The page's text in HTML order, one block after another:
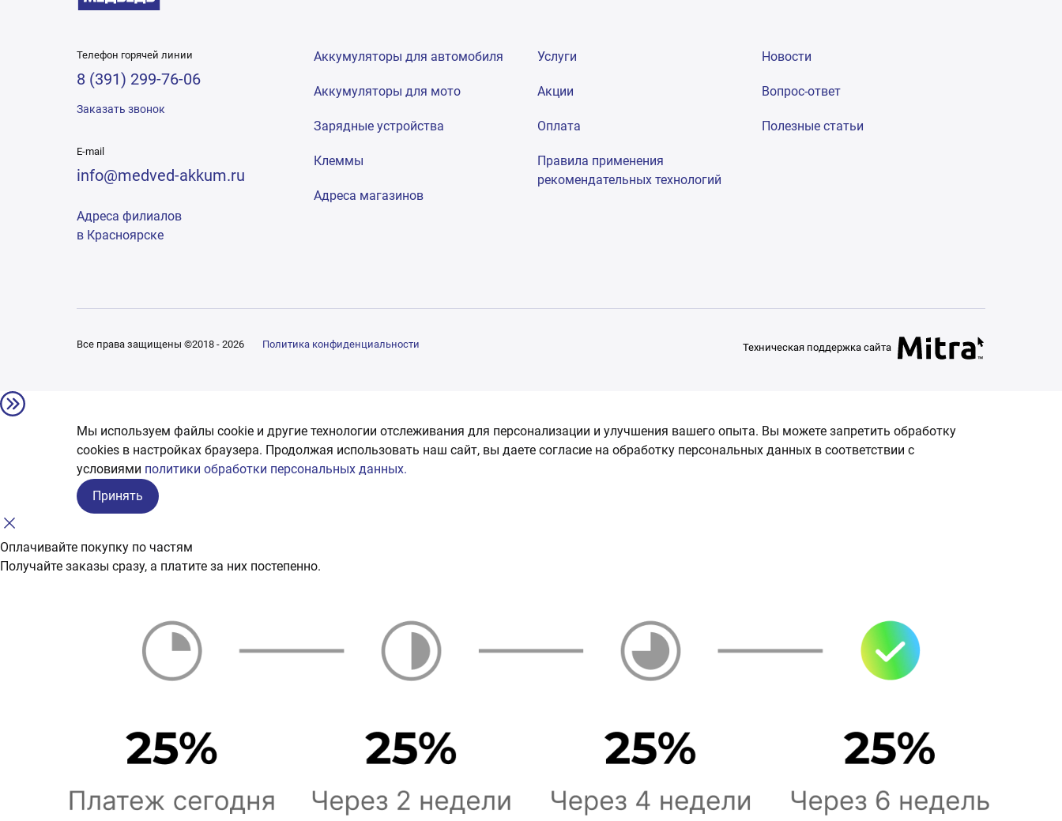
Телефон горячей линии
8 (391) 299-76-06
Заказать звонок
E-mail
info@medved-akkum.ru
Адреса филиалов
в Красноярске
Аккумуляторы для автомобиля
Аккумуляторы для мото
Зарядные устройства
Клеммы
Адреса магазинов
Услуги
Акции
Оплата
Правила применения
рекомендательных технологий
Новости
Вопрос-ответ
Полезные статьи
Все права защищены ©2018 - 2026 Политика конфиденциальности Техническая поддержка сайта
Мы используем файлы cookie и другие технологии отслеживания для персонализации и улучшения вашего опыта. Вы можете запретить обработку
сookies в настройках браузера. Продолжая использовать наш сайт, вы даете согласие на обработку персональных данных в соответствии с
условиями политики обработки персональных данных.
Принять
Оплачивайте покупку по частям
Получайте заказы сразу, а платите за них постепенно.